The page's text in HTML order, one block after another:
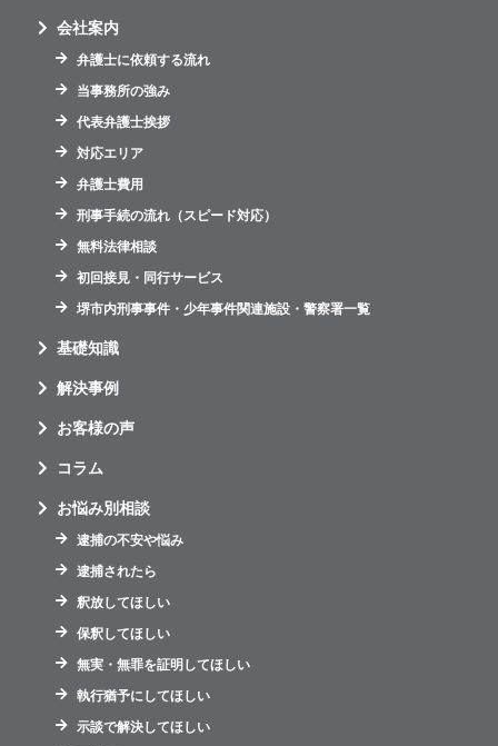
会社案内
弁護士に依頼する流れ
当事務所の強み
代表弁護士挨拶
対応エリア
弁護士費用
刑事手続の流れ（スピード対応）
無料法律相談
初回接見・同行サービス
堺市内刑事事件・少年事件関連施設・警察署一覧
基礎知識
解決事例
お客様の声
コラム
お悩み別相談
逮捕の不安や悩み
逮捕されたら
釈放してほしい
保釈してほしい
無実・無罪を証明してほしい
執行猶予にしてほしい
示談で解決してほしい